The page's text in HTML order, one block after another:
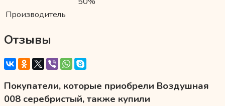
Производитель
Отзывы
Покупатели, которые приобрели Воздушная
008 серебристый, также купили